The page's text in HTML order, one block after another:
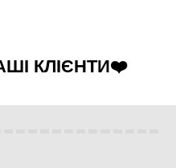
КЛІЄНТИ❤️